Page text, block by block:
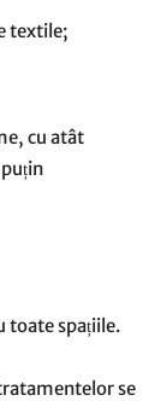
textile;
cu atât
toate spațiile.
se